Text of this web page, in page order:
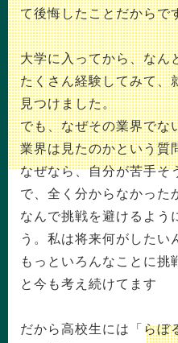
て後悔したことだからで
大学に入ってから、なん
たくさん経験してみて、
見つけました。
でも、なぜその業界でな
業界は見たのかという質
なぜなら、自分が苦手そ
で、全く分からなかった
なんで挑戦を避けるよう
う。私は将来何がしたい
もっといろんなことに挑
と今も考え続けてます
だから高校生には「らぼ